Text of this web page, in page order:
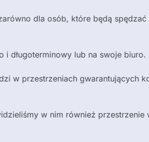
dla osób, które będą
długoterminowy lub na swoje biuro.
w przestrzeniach gwarantujących
w nim również przestrzenie